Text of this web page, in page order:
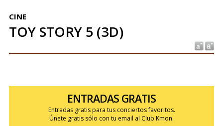
CINE
TOY STORY 5 (3D)
ENTRADAS GRATIS
Entradas gratis para tus conciertos favoritos.
Únete gratis sólo con tu email al Club Kmon.